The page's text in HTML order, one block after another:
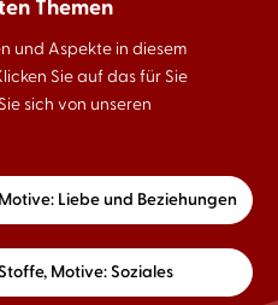
Themen
und Aspekte in diesem
Sie auf das für Sie
sich von unseren
Liebe und Beziehungen
Motive: Soziales